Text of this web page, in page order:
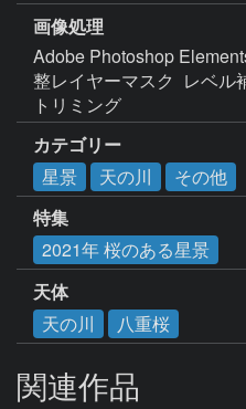
画像処理
Adobe Photoshop
整レイヤーマスク  レベル
トリミング
カテゴリー
星景
天の川
その他
特集
2021年 桜のある星景
天体
天の川
八重桜
関連作品